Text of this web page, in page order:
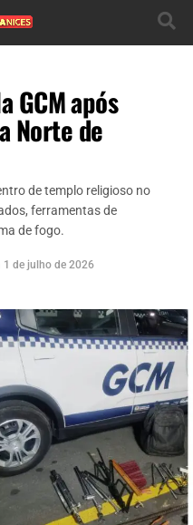
GCM após
Norte de
de templo religioso no
ferramentas de
de fogo.
1 de julho de 2026